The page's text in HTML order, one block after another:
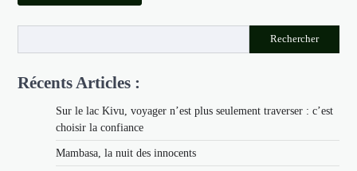
Rechercher
Récents Articles :
Sur le lac Kivu, voyager n’est plus seulement traverser : c’est
choisir la confiance
Mambasa, la nuit des innocents